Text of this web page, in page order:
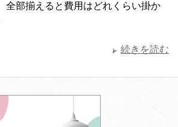
全部揃えると費用はどれくらい掛か
続きを読む